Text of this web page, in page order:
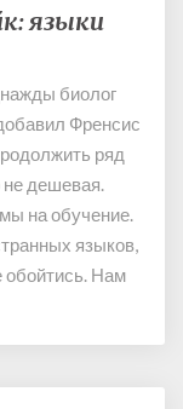
языки
биолог
Френсис
ряд
не дешевая.
на обучение.
языков,
обойтись. Нам